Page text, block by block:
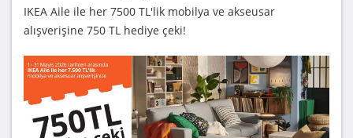
IKEA Aile ile her 7500 TL'lik mobilya ve akseusar
alışverişine 750 TL hediye çeki!